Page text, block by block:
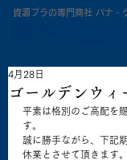
資源プラの専門商社 パナ・
ゴールデンウィ
4月28日
平素は格別のご高配を
す。
誠に勝手ながら、下記
休業とさせて頂きます。